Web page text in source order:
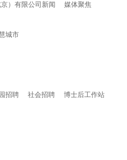
）有限公司新闻 媒体聚焦
城市
招聘 社会招聘
博士后工作站